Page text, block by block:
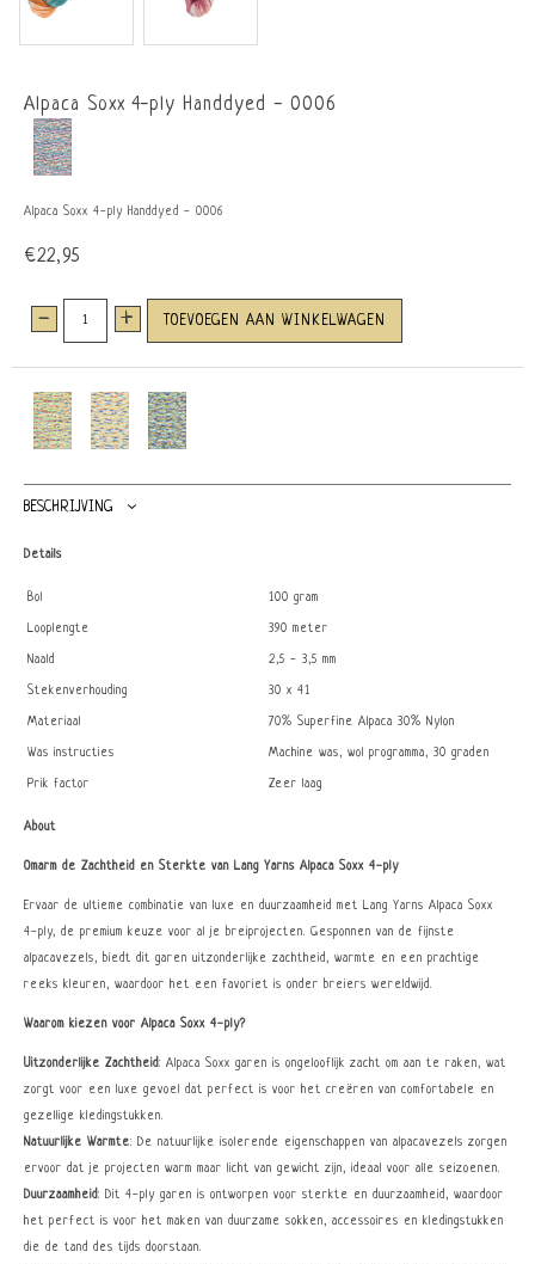
Alpaca Soxx 4-ply Handdyed - 0006
Alpaca Soxx 4-ply Handdyed - 0006
€22,95
- + TOEVOEGEN AAN WINKELWAGEN
BESCHRIJVING
Details
Bol 100 gram
Looplengte 390 meter
Naald 2,5 - 3,5 mm
Stekenverhouding 30 x 41
Materiaal 70% Superfine Alpaca 30% Nylon
Was instructies Machine was, wol programma, 30 graden
Prik factor Zeer laag
About
Omarm de Zachtheid en Sterkte van Lang Yarns Alpaca Soxx 4-ply
Ervaar de ultieme combinatie van luxe en duurzaamheid met Lang Yarns Alpaca Soxx
4-ply, de premium keuze voor al je breiprojecten. Gesponnen van de fijnste
alpacavezels, biedt dit garen uitzonderlijke zachtheid, warmte en een prachtige
reeks kleuren, waardoor het een favoriet is onder breiers wereldwijd.
Waarom kiezen voor Alpaca Soxx 4-ply?
Uitzonderlijke Zachtheid: Alpaca Soxx garen is ongelooflijk zacht om aan te raken, wat
zorgt voor een luxe gevoel dat perfect is voor het creëren van comfortabele en
gezellige kledingstukken.
Natuurlijke Warmte: De natuurlijke isolerende eigenschappen van alpacavezels zorgen
ervoor dat je projecten warm maar licht van gewicht zijn, ideaal voor alle seizoenen.
Duurzaamheid: Dit 4-ply garen is ontworpen voor sterkte en duurzaamheid, waardoor
het perfect is voor het maken van duurzame sokken, accessoires en kledingstukken
die de tand des tijds doorstaan.